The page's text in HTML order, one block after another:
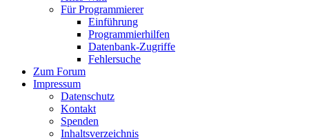
Für Programmierer
Einführung
Programmierhilfen
Datenbank-Zugriffe
Fehlersuche
Zum Forum
Impressum
Datenschutz
Kontakt
Spenden
Inhaltsverzeichnis